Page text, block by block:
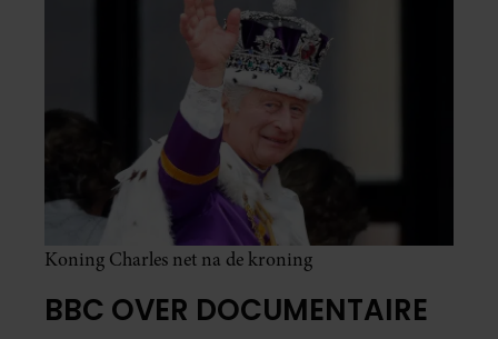
Koning Charles net na de kroning
BBC OVER DOCUMENTAIRE